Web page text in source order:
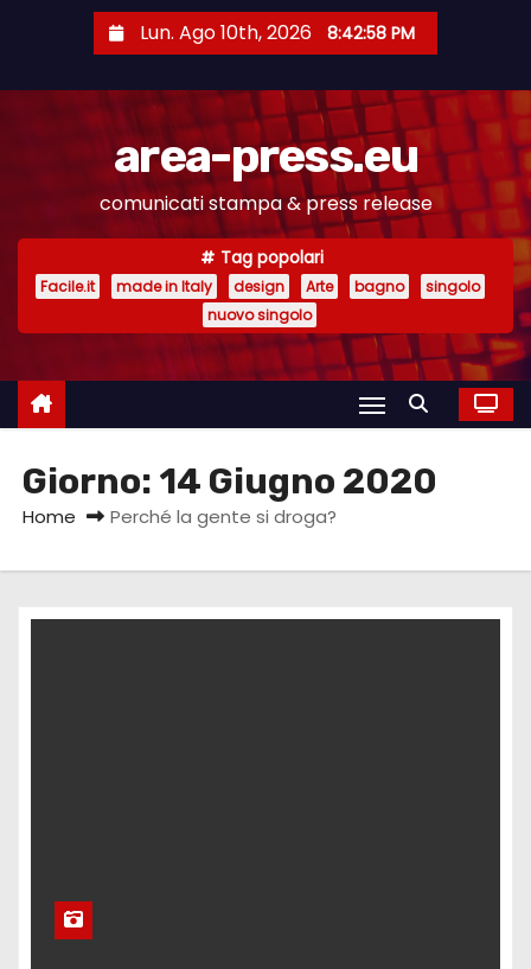
e
Lun. Ago 10th, 2026 8:42:58 PM
area-press.eu
comunicati stampa & press release
Tag popolari
Facile.it made in Italy design Arte bagno
singolo
nuovo singolo
Giorno: 14 Giugno 2020
Home Perché la gente si droga?